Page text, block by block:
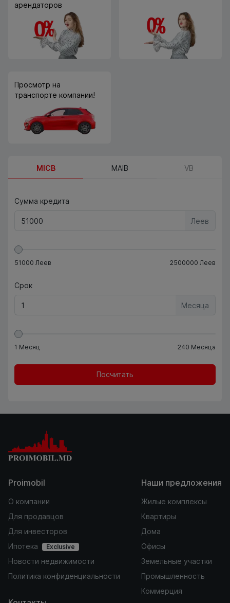
арендаторов
Просмотр на
транспорте компании!
MICB MAIB VB
Сумма кредита
Леев
51000 Леев 2500000 Леев
Срок
Месяца
1 Месяц 240 Месяца
Посчитать
Proimobil
О компании
Для продавцов
Для инвесторов
Ипотека
Exclusive
Новости недвижимости
Политика конфиденциальности
Наши предложения
Жилые комплексы
Квартиры
Дома
Офисы
Земельные участки
Промышленность
Коммерция